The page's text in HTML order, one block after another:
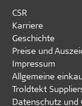
CSR
Karriere
Geschichte
Preise und
Impressum
Allgemeine
Troldtekt
Datenschutz und